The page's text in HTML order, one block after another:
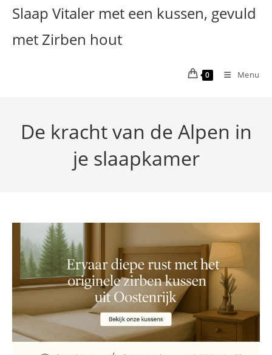
naar
inhoud
Slaap Vitaler met een kussen, gevuld
met Zirben hout
0 Menu
De kracht van de Alpen in
je slaapkamer